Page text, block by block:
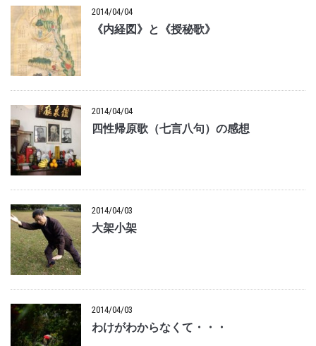
2014/04/04
《内経図》と《授秘歌》
2014/04/04
四性帰原歌（七言八句）の感想
2014/04/03
大架小架
2014/04/03
わけがわからなくて・・・